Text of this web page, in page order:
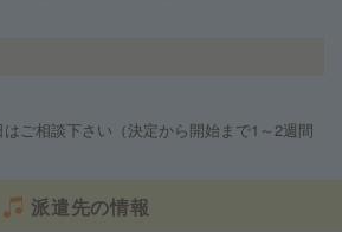
ご相談下さい（決定から開始まで1～2週間
派遣先の情報